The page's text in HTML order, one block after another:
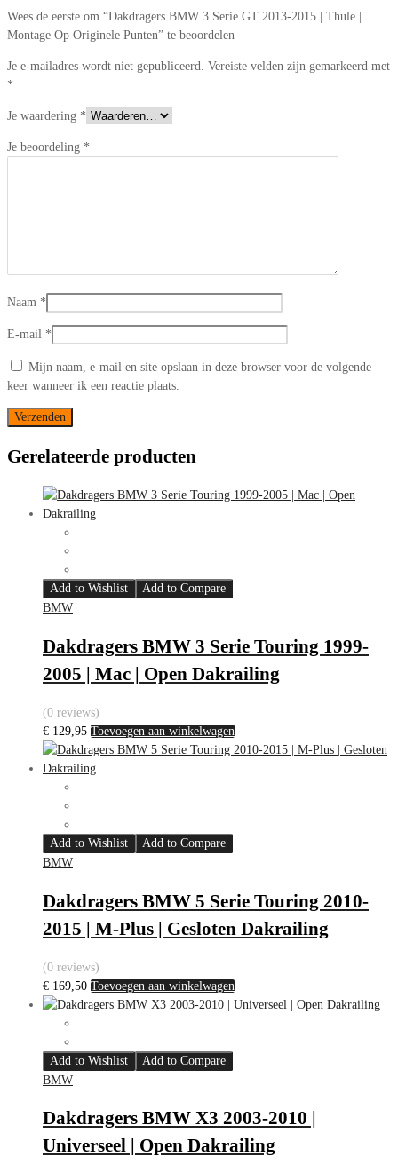
Wees de eerste om “Dakdragers BMW 3 Serie GT 2013-2015 | Thule |
Montage Op Originele Punten” te beoordelen
Je e-mailadres wordt niet gepubliceerd. Vereiste velden zijn gemarkeerd met
*
Je waardering *
Je beoordeling *
Naam *
E-mail *
Mijn naam, e-mail en site opslaan in deze browser voor de volgende
keer wanneer ik een reactie plaats.
Gerelateerde producten
Add to Wishlist
Add to Compare
BMW
Dakdragers BMW 3 Serie Touring 1999-
2005 | Mac | Open Dakrailing
(0 reviews)
€ 129,95 Toevoegen aan winkelwagen
Add to Wishlist
Add to Compare
BMW
Dakdragers BMW 5 Serie Touring 2010-
2015 | M-Plus | Gesloten Dakrailing
(0 reviews)
€ 169,50 Toevoegen aan winkelwagen
Add to Wishlist
Add to Compare
BMW
Dakdragers BMW X3 2003-2010 |
Universeel | Open Dakrailing